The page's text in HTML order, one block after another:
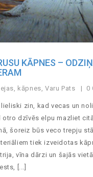
KĀPNES –
kāpnes ,Varu Pats 0
lieliski zin, kad vecas un
otro dzīvēs elpu mazliet
šoreiz būs veco trepju
tiek izveidotas
vīna dārzi un šajās
[...]